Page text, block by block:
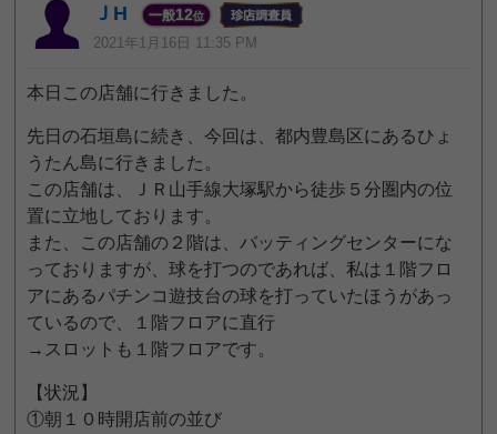
ＪH 一般12位
2021年1月16日 11:35 PM
本日この店舗に行きました。
先日の石垣島に続き、今回は、都内豊島区にあるひょ
うたん島に行きました。
この店舗は、ＪＲ山手線大塚駅から徒歩５分圏内の位
置に立地しております。
また、この店舗の２階は、バッティングセンターにな
っておりますが、球を打つのであれば、私は１階フロ
アにあるパチンコ遊技台の球を打っていたほうがあっ
ているので、１階フロアに直行
→スロットも１階フロアです。
【状況】
①朝１０時開店前の並び